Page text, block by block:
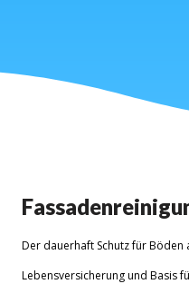
Der dauerhaft Schutz für Böden
Lebensversicherung und Basis